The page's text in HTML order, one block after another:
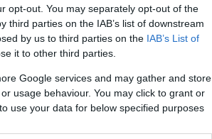
opt-out. You may separately opt-out of the
parties on the IAB’s list of downstream
by us to third parties on the IAB’s List of
it to other third parties.
Google services and may gather and store
usage behaviour. You may click to grant or
use your data for below specified purposes
is